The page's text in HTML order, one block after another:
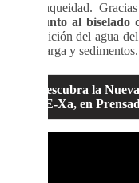
estanqueidad.
& junto al biselado
transición del agua
de carga y sedimentos.
Descubra la
PE-Xa, en